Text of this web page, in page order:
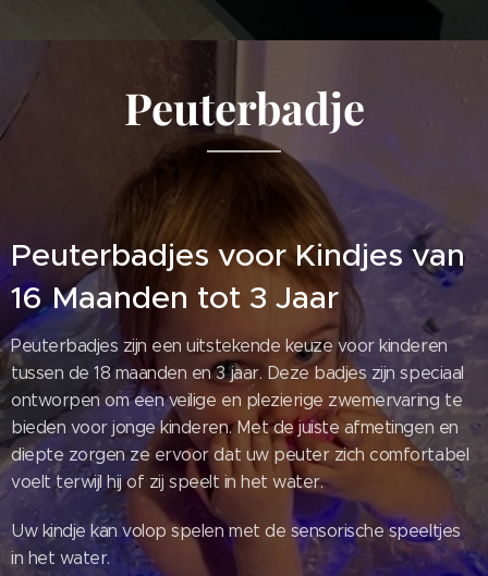
Peuterbadje
Peuterbadjes voor Kindjes van
16 Maanden tot 3 Jaar
Peuterbadjes zijn een uitstekende keuze voor kinderen
tussen de 18 maanden en 3 jaar. Deze badjes zijn speciaal
ontworpen om een veilige en plezierige zwemervaring te
bieden voor jonge kinderen. Met de juiste afmetingen en
diepte zorgen ze ervoor dat uw peuter zich comfortabel
voelt terwijl hij of zij speelt in het water.
Uw kindje kan volop spelen met de sensorische speeltjes
in het water.